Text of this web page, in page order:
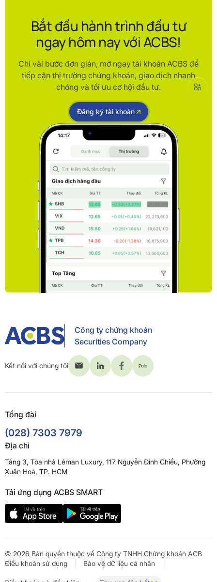
Bắt đầu hành trình đầu tư
ngay hôm nay với ACBS!
Chỉ vài bước đơn giản, mở ngay tài khoản ACBS để
tiếp cận thị trường chứng khoán, giao dịch nhanh
chóng và tối ưu cơ hội đầu tư.
Đăng ký tài khoản
Công ty chứng khoán
Securities Company
Kết nối với chúng tôi
Tổng đài
(028) 7303 7979
Địa chỉ
Tầng 3, Tòa nhà Léman Luxury, 117 Nguyễn Đình Chiểu, Phường
Xuân Hoà, TP. HCM
Tải ứng dụng ACBS SMART
© 2026 Bản quyền thuộc về Công ty TNHH Chứng khoán ACB
Điều khoản sử dụng
Bảo vệ dữ liệu cá nhân